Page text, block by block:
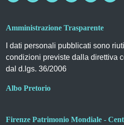
Amministrazione Trasparente
I dati personali pubblicati sono
condizioni previste dalla direttiva
dal d.lgs. 36/2006
Albo Pretorio
Firenze Patrimonio Mondiale -